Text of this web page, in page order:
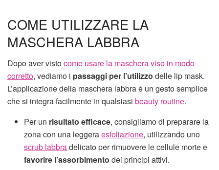
COME UTILIZZARE LA
MASCHERA LABBRA
Dopo aver vistocome usare la maschera viso in modo
corretto, vediamo i passaggi per l’utilizzo delle lip mask.
L’applicazione della maschera labbra è un gesto semplice
che si integra facilmente in qualsiasi beauty routine.
Per un risultato efficace, consigliamo di preparare la
zona con una leggeraesfoliazione, utilizzando uno
scrub labbradelicato per rimuovere le cellule morte e
favorire l’assorbimento dei principi attivi.